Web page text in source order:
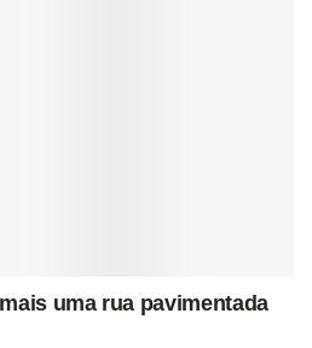
uma rua pavimentada